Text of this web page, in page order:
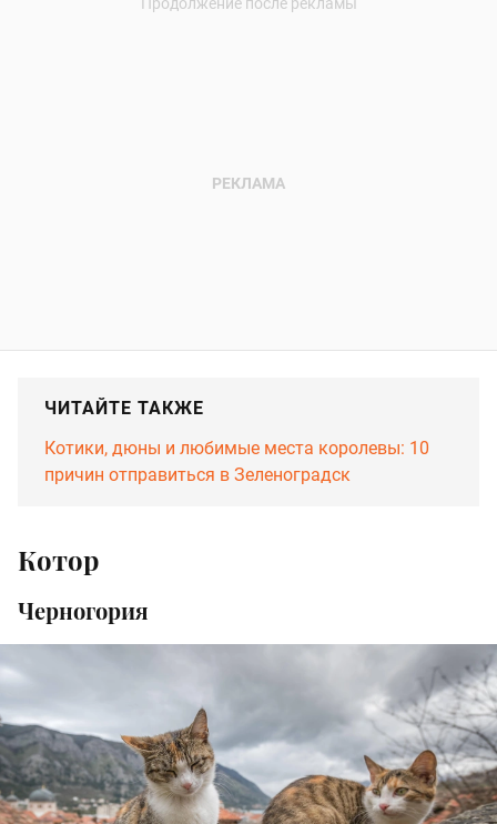
ЧИТАЙТЕ ТАКЖЕ
Котики, дюны и любимые места королевы: 10
причин отправиться в Зеленоградск
Котор
Черногория